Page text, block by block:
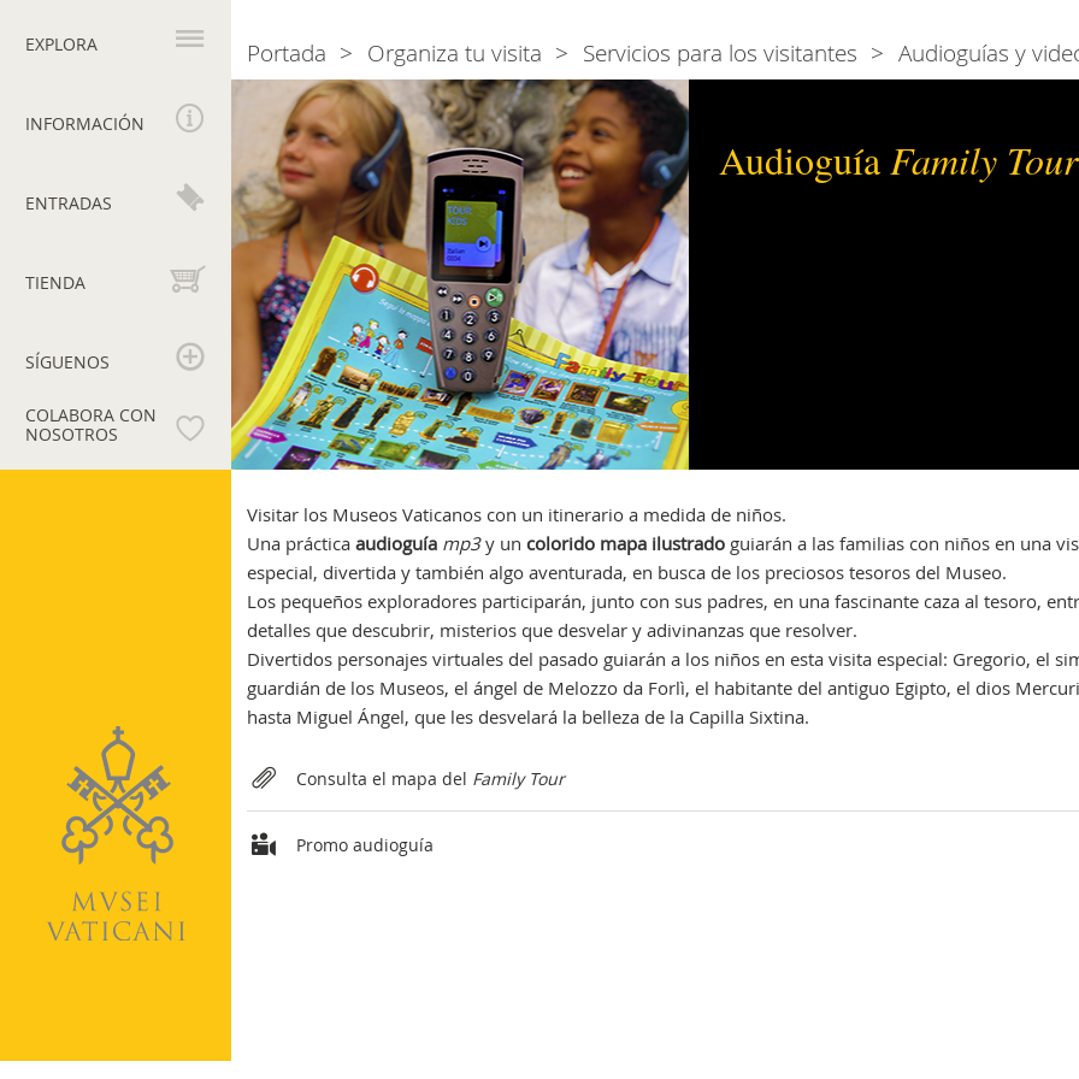
principal
EXPLORA
INFORMACIÓN
ENTRADAS
TIENDA
SÍGUENOS
COLABORA CON
NOSOTROS
Audioguía
AudioguíaFamily Tour
Visitar los Museos Vaticanos con un itinerario a medida de niños.
Una práctica audioguía mp3y un colorido mapa ilustradoguiarán a las familias con niños en una
especial, divertida y también algo aventurada, en busca de los preciosos tesoros del Museo.
Los pequeños exploradores participarán, junto con sus padres, en una fascinante caza al tesoro,
detalles que descubrir, misterios que desvelar y adivinanzas que resolver.
Divertidos personajes virtuales del pasado guiarán a los niños en esta visita especial: Gregorio, el
guardián de los Museos, el ángel de Melozzo da Forlì, el habitante del antiguo Egipto, el dios
hasta Miguel Ángel, que les desvelará la belleza de la Capilla Sixtina.
RelatedsConsulta el mapa del Family Tour
Promo audioguía
Breadcrumb
Portada Organiza tu visita Servicios para los visitantes Audioguías y